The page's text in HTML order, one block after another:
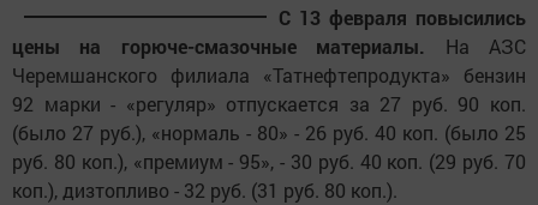
С 13 февраля повысились
цены на горюче-смазочные материалы. На АЗС
Черемшанского филиала «Татнефтепродукта» бензин
92 марки - «регуляр» отпускается за 27 руб. 90 коп.
(было 27 руб.), «нормаль - 80» - 26 руб. 40 коп. (было 25
руб. 80 коп.), «премиум - 95», - 30 руб. 40 коп. (29 руб. 70
коп.), дизтопливо - 32 руб. (31 руб. 80 коп.).